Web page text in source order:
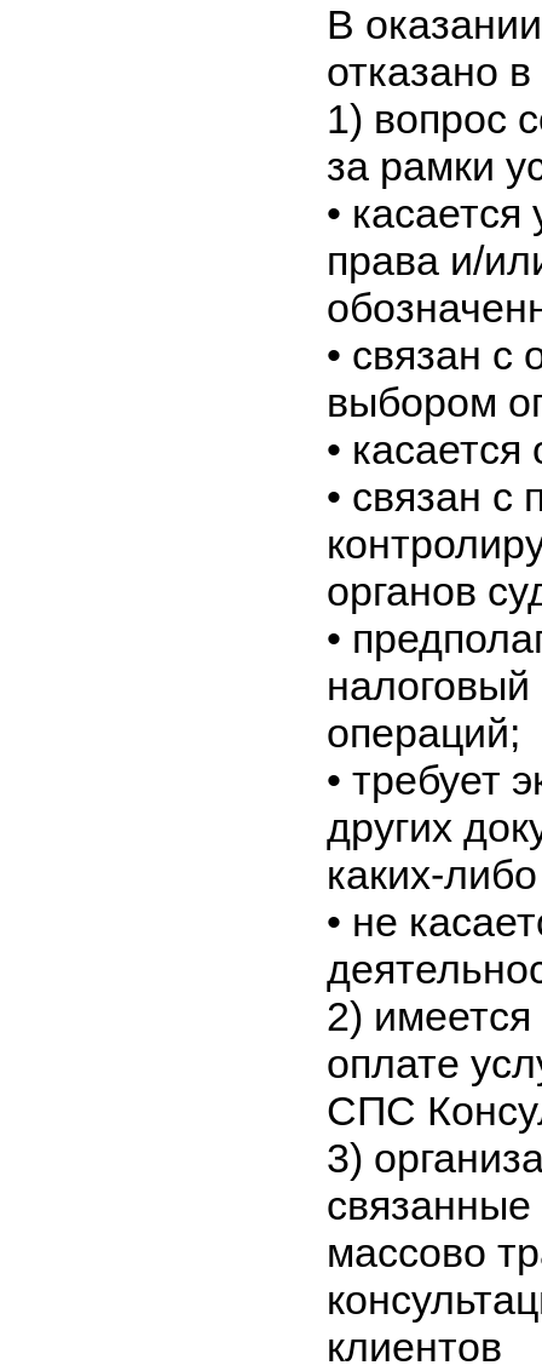
В
отказано
1) вопрос
за рамки
•
права и/
• связан с
выбором
• касается
• связан с
органов
•
операций;
• требует
других
каких-
• не
2)
оплате
СПС
3)
связанные
массово
клиентов